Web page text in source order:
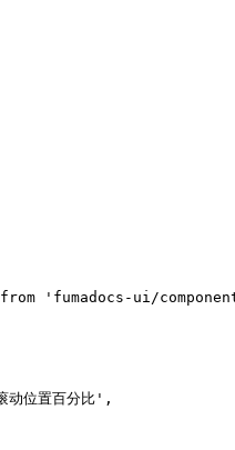
from 'fumadocs-ui/
位置百分比'
,